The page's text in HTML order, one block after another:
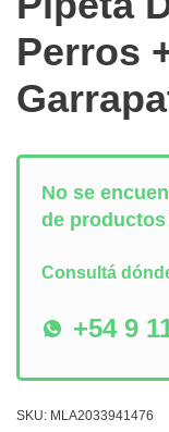
Perros
No se
de
Consultá
+54 9
SKU: MLA2033941476